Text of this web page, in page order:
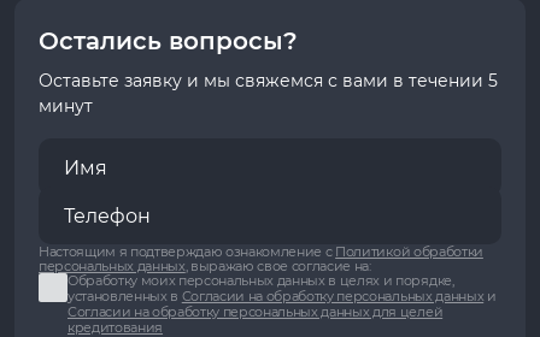
Остались вопросы?
Оставьте заявку и мы свяжемся с вами в течении 5
минут
Настоящим я подтверждаю ознакомление с Политикой обработки
персональных данных, выражаю свое согласие на:
Обработку моих персональных данных в целях и порядке,
установленных в Согласии на обработку персональных данныхи
Согласии на обработку персональных данных для целей
кредитования